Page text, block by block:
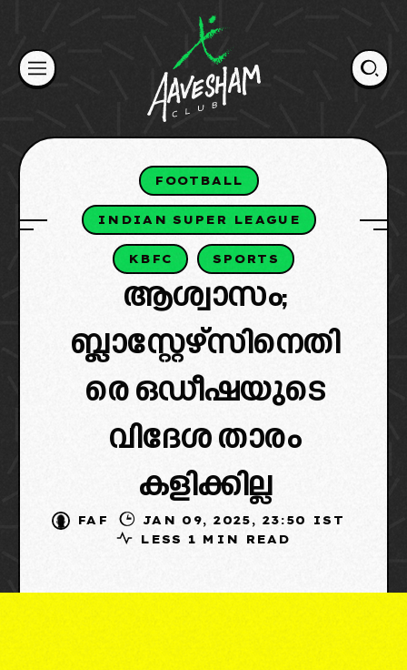
content
FOOTBALL
INDIAN SUPER LEAGUE
KBFC SPORTS
ആശ്വാസം;
ബ്ലാസ്റ്റേഴ്സിനെതി
രെ ഒഡീഷയുടെ
വിദേശ താരം
കളിക്കില്ല
FAF
JAN 09, 2025, 23:50 IST
LESS 1 MIN READ